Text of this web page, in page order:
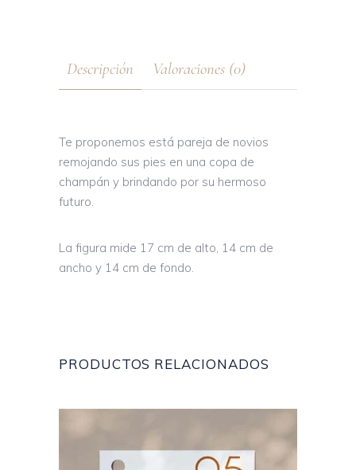
Descripción Valoraciones (0)
Te proponemos está pareja de novios
remojando sus pies en una copa de
champán y brindando por su hermoso
futuro.
La figura mide 17 cm de alto, 14 cm de
ancho y 14 cm de fondo.
PRODUCTOS RELACIONADOS